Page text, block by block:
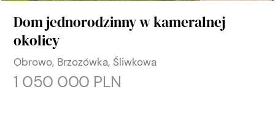
Dom jednorodzinny w kameralnej
okolicy
Obrowo, Brzozówka, Śliwkowa
1 050 000 PLN